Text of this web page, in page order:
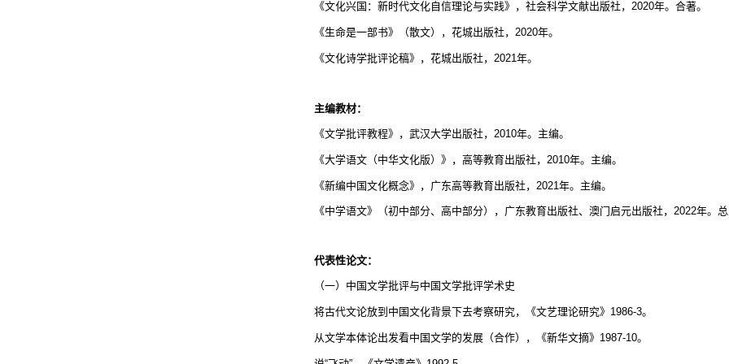
《文化兴国：新时代文化自信理论与实践》，社会科学文献出版社， 2020年。合著。
《生命是一部书》（散文），花城出版社， 2020年。
《文化诗学批评论稿》，花城出版社， 2021 年。
主编教材：
《文学批评教程》，武汉大学出版社， 2010年。主编。
《大学语文（中华文化版）》，高等教育出版社， 2010年。主编。
《新编中国文化概念》，广东高等教育出版社， 2021 年。主编。
《中学语文》（初中部分、高中部分），广东教育出版社、澳门启元出版社， 2022年。
代表性论文：
（一） 中国文学批评与中国文学批评学术史
将古代文论放到中国文化背景下去考察研究，《文艺理论研究》 1986-3。
从文学本体论出发看中国文学的发展（合作），《新华文摘》 1987-10。